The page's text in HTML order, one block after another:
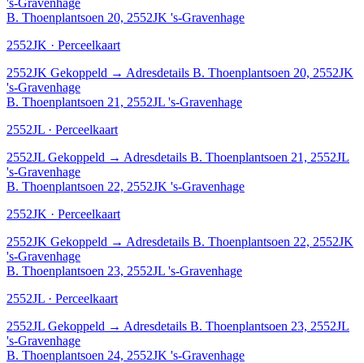
B. Thoenplantsoen 20, 2552JK 's-Gravenhage
2552JK · Perceelkaart
2552JK Gekoppeld → Adresdetails B. Thoenplantsoen 20, 2552JK
's-Gravenhage
B. Thoenplantsoen 21, 2552JL 's-Gravenhage
2552JL · Perceelkaart
2552JL Gekoppeld → Adresdetails B. Thoenplantsoen 21, 2552JL
's-Gravenhage
B. Thoenplantsoen 22, 2552JK 's-Gravenhage
2552JK · Perceelkaart
2552JK Gekoppeld → Adresdetails B. Thoenplantsoen 22, 2552JK
's-Gravenhage
B. Thoenplantsoen 23, 2552JL 's-Gravenhage
2552JL · Perceelkaart
2552JL Gekoppeld → Adresdetails B. Thoenplantsoen 23, 2552JL
's-Gravenhage
B. Thoenplantsoen 24, 2552JK 's-Gravenhage